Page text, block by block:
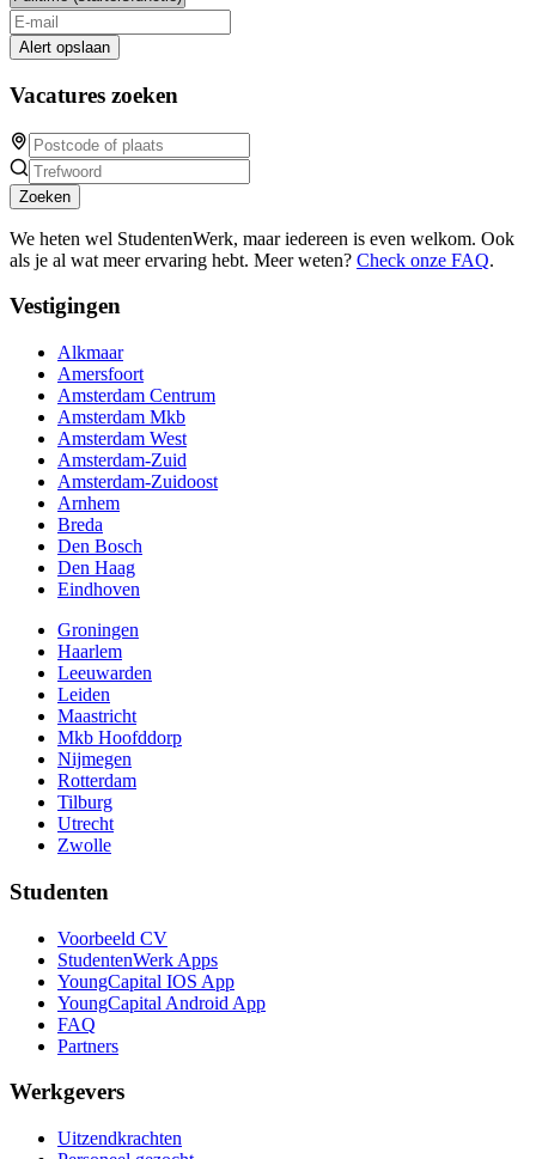
Alert opslaan
Vacatures zoeken
Zoeken
We heten wel StudentenWerk, maar iedereen is even welkom. Ook
als je al wat meer ervaring hebt. Meer weten? Check onze FAQ.
Vestigingen
Alkmaar
Amersfoort
Amsterdam Centrum
Amsterdam Mkb
Amsterdam West
Amsterdam-Zuid
Amsterdam-Zuidoost
Arnhem
Breda
Den Bosch
Den Haag
Eindhoven
Groningen
Haarlem
Leeuwarden
Leiden
Maastricht
Mkb Hoofddorp
Nijmegen
Rotterdam
Tilburg
Utrecht
Zwolle
Studenten
Voorbeeld CV
StudentenWerk Apps
YoungCapital IOS App
YoungCapital Android App
FAQ
Partners
Werkgevers
Uitzendkrachten